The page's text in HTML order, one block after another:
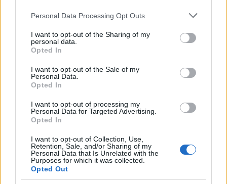
Please note that this website/app uses one or more Google
not limited to your visit or usage behaviour. You may click to
grant or deny consent to Google and its third-party tags to
use your data for below specified purposes in below Google
consent section.
Personal Data Processing Opt Outs
I want to opt-out of the Sharing of my
personal data.
Opted In
I want to opt-out of the Sale of my
Personal Data.
Opted In
I want to opt-out of processing my
Personal Data for Targeted Advertising.
Opted In
I want to opt-out of Collection, Use,
Retention, Sale, and/or Sharing of my
Personal Data that Is Unrelated with the
Purposes for which it was collected.
Opted Out
LIFESTYLE